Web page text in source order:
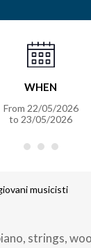
WHEN
From 22/05/2026
to 23/05/2026
musicisti
strings,